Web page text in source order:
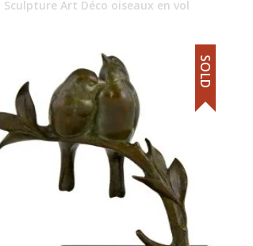
Sculpture Art Déco oiseaux en vol
SOLD